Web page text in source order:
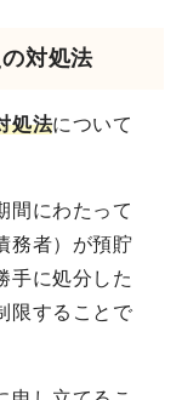
対処法
処法について
間にわたって
務者）が預貯
手に処分した
限することで